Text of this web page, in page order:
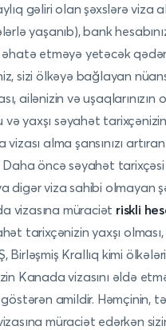
gəliri olan şəxslərə viza
yaşanıb), bank
etməyə yetəcək
sizi ölkəyə bağlayan
ailənizin və uşaqlarınızın
yaxşı səyahət
alma şansınızı artıran
öncə səyahət tarixçəsi
digər viza sahibi olmayan
vizasına müraciət riskli
tarixçənizin yaxşı
Birləşmiş Krallıq kimi
Kanada vizasını əldə
amildir. Həmçinin,
müraciət edərkən